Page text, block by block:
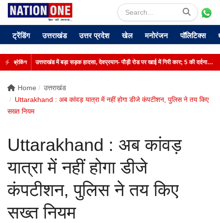
ब्रेकिंग उत्तराखंड में बड़ा सड़क हादसा, देवप्रयाग- पौड़ी रोड पर खाई में गिरी कार; 5 की दर्दनाक मौत
ट्रेंडिंग उत्तराखंड उत्तर प्रदेश खेल मनोरंजन पॉलिटिक्स
Home
उत्तराखंड
Uttarakhand : अब कांवड़ यात्रा में नहीं होगा डीजे कंपटीशन, पुलिस ने तय किए
सख्त नियम
Uttarakhand : अब कांवड़
यात्रा में नहीं होगा डीजे
कंपटीशन, पुलिस ने तय किए
सख्त नियम